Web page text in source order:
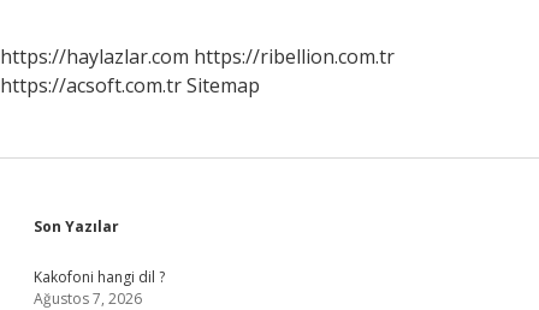
https://haylazlar.com https://ribellion.com.tr
https://acsoft.com.trSitemap
Sidebar
Son Yazılar
Kakofoni hangi dil ?
Ağustos 7, 2026